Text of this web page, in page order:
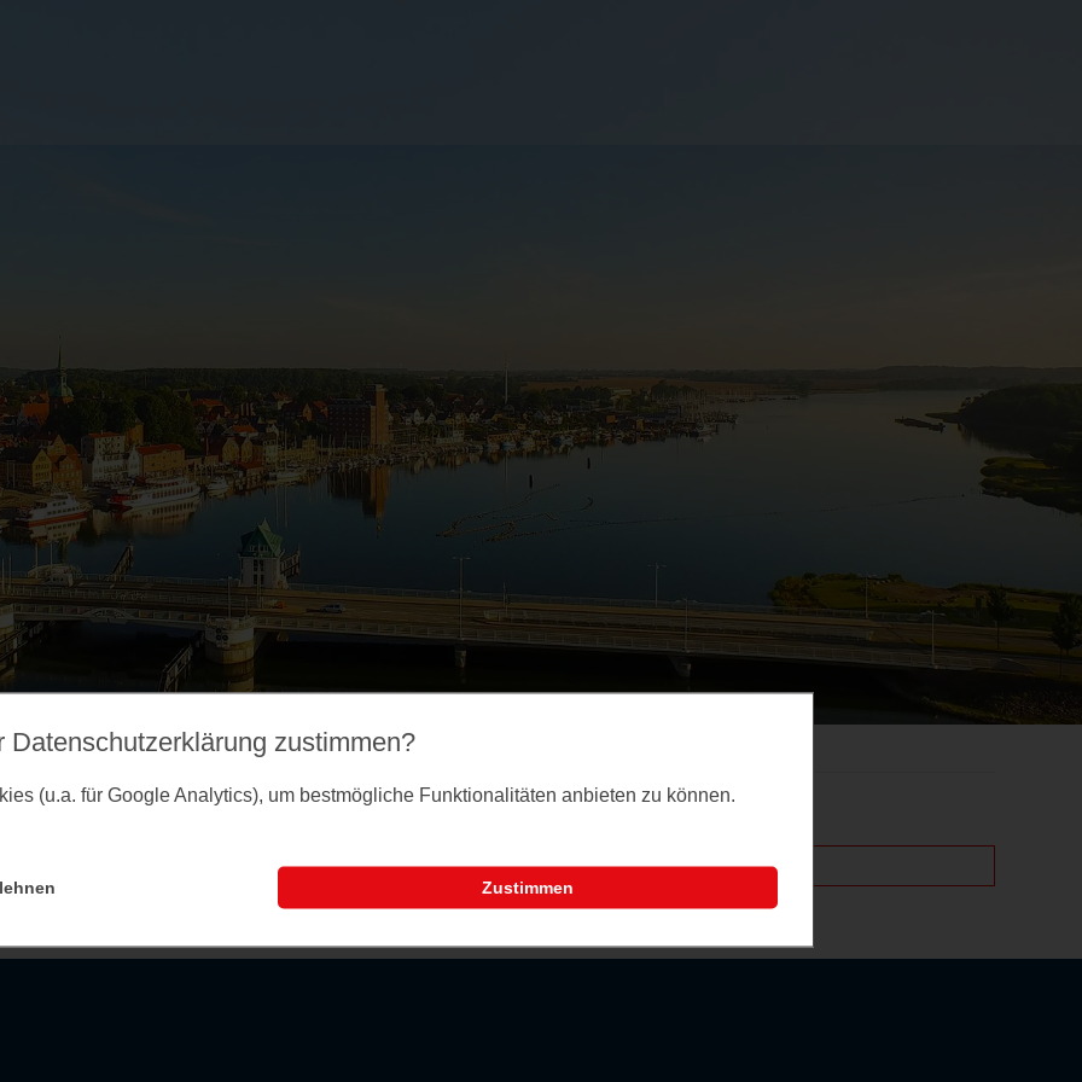
Datenschutz­erklärung zustimmen?
(u.a. für Google Analytics), um bestmögliche Funktionalitäten anbieten zu können.
Zustimmen